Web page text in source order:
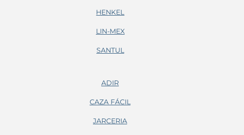
HENKEL
LIN-MEX
SANTUL
ADIR
CAZA FÁCIL
JARCERIA